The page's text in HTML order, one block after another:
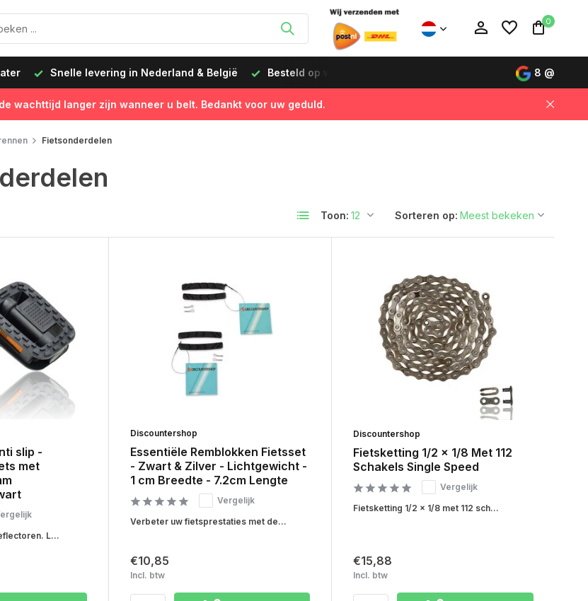
0
Snelle levering in Nederland & België Besteld op werkdagen vóór 12:00 uur, de volgende dag
8 @
wachttijd langer zijn wanneer u belt. Bedankt voor uw geduld.
Fietsonderdelen
Toon: Sorteren op:
slip -
met
L...
Discountershop
Essentiële Remblokken Fietsset
- Zwart & Zilver - Lichtgewicht -
1 cm Breedte - 7.2cm Lengte
Vergelijk
Verbeter uw fietsprestaties met de...
€10,85
Incl. btw
Discountershop
Fietsketting 1/2 x 1/8 Met 112
Schakels Single Speed
Vergelijk
Fietsketting 1/2 x 1/8 met 112 sch...
€15,88
Incl. btw